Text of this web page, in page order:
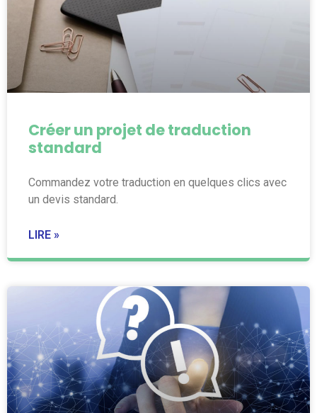
Créer un projet de traduction
standard
Commandez votre traduction en quelques clics avec
un devis standard.
LIRE »